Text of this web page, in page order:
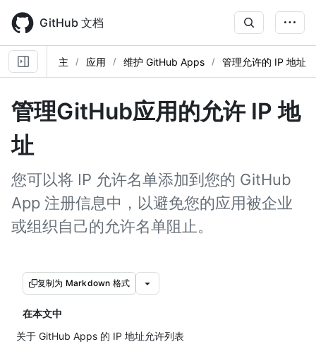
main
content
GitHub 文档
主 应用 维护 GitHub Apps 管理允许的 IP 地址
管理GitHub应用的允许 IP 地
址
您可以将 IP 允许名单添加到您的 GitHub
App 注册信息中，以避免您的应用被企业
或组织自己的允许名单阻止。
复制为 Markdown 格式
在本文中
关于 GitHub Apps 的 IP 地址允许列表